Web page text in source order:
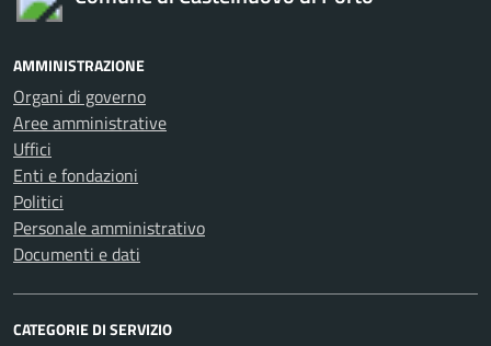
AMMINISTRAZIONE
Organi di governo
Aree amministrative
Uffici
Enti e fondazioni
Politici
Personale amministrativo
Documenti e dati
CATEGORIE DI SERVIZIO